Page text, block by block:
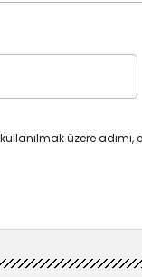
üzere